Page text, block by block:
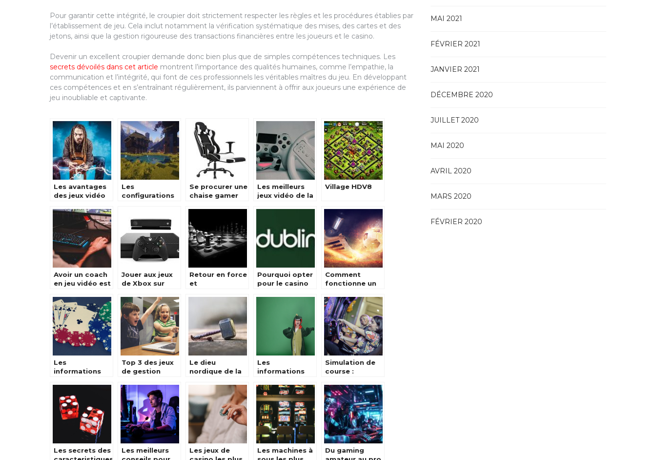
Pour garantir cette intégrité, le croupier doit strictement respecter les règles et les procédures établies par
l’établissement de jeu. Cela inclut notamment la vérification systématique des mises, des cartes et des
jetons, ainsi que la gestion rigoureuse des transactions financières entre les joueurs et le casino.
Devenir un excellent croupier demande donc bien plus que de simples compétences techniques. Les
secrets dévoilés dans cet article montrent l’importance des qualités humaines, comme l’empathie, la
communication et l’intégrité, qui font de ces professionnels les véritables maîtres du jeu. En développant
ces compétences et en s’entraînant régulièrement, ils parviennent à offrir aux joueurs une expérience de
jeu inoubliable et captivante.
Les avantages
des jeux vidéo
Les
configurations
Se procurer une
chaise gamer
Les meilleurs
jeux vidéo de la
Village HDV8
Avoir un coach
en jeu vidéo est
les nouveaux
gamers
Jouer aux jeux
de Xbox sur
smartphone
Retour en force
et
Pourquoi opter
pour le casino
Comment
fonctionne un
Football ?
Les
informations
des casinos
Top 3 des jeux
de gestion
Le dieu
nordique de la
est aussi le
pere de Thor
Les
informations
le deguisement
dinosaure
Simulation de
course :
marche ?
Les secrets des
Les meilleurs
Les jeux de
Les machines à
Du gaming
MAI 2021
FÉVRIER 2021
JANVIER 2021
DÉCEMBRE 2020
JUILLET 2020
MAI 2020
AVRIL 2020
MARS 2020
FÉVRIER 2020